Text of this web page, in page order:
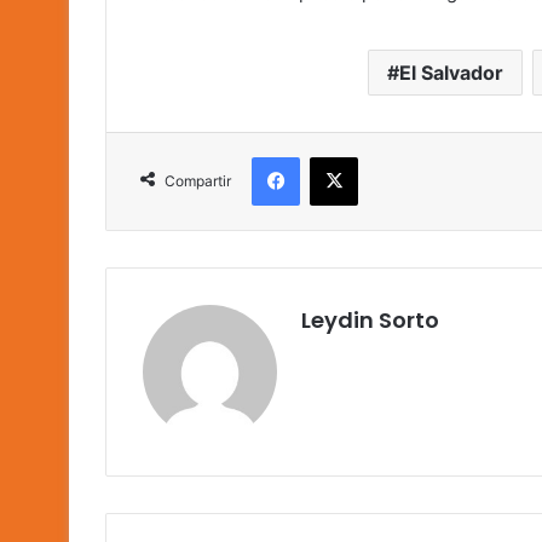
El Salvador
Compartir
Facebook
X
Leydin Sorto